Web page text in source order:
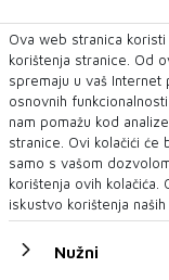
Ova web stranica
korištenja stranice. Od
spremaju u vaš
osnovnih
nam pomažu kod
stranice. Ovi kolačići će
samo s vašom
korištenja ovih kolačića.
iskustvo korištenja naših
Nužni